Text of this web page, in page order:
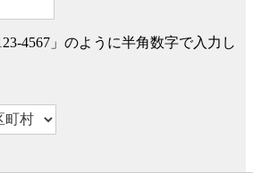
4567」のように半角数字で入力し